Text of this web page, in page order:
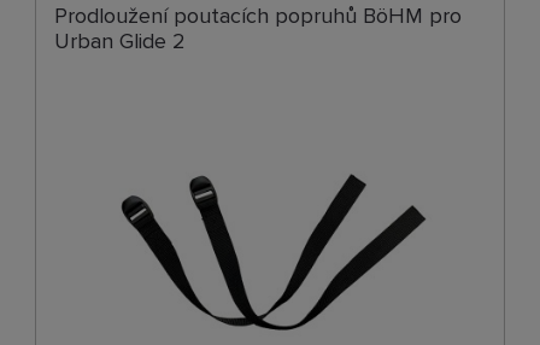
Prodloužení poutacích popruhů BöHM pro
Urban Glide 2